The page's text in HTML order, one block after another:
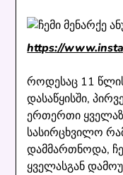
https://
როდესაც 11 წლის
დასაწყისში,
ერთერთი
სასირცხვილო
დამმართნოდა,
ყველასგან